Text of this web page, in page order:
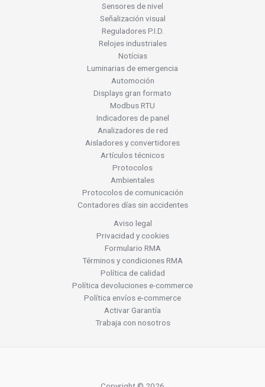
Sensores de nivel
Señalización visual
Reguladores P.I.D.
Relojes industriales
Notícias
Luminarias de emergencia
Automoción
Displays gran formato
Modbus RTU
Indicadores de panel
Analizadores de red
Aisladores y convertidores
Artículos técnicos
Protocolos
Ambientales
Protocolos de comunicación
Contadores días sin accidentes
Aviso legal
Privacidad y cookies
Formulario RMA
Términos y condiciones RMA
Política de calidad
Política devoluciones e-commerce
Política envíos e-commerce
Activar Garantía
Trabaja con nosotros